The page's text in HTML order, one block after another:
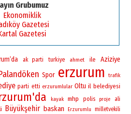
Grubumuz
Ekonomiklik
Gazetesi
Gazetesi
ak parti turkiye ahmet ile
Aziziye
Spor erzurum trafik
parti etti erzurumlular Oltu il belediyesi
kayak mhp polis proje ali
Büyükşehir baskan Erzurumlu milletvekili